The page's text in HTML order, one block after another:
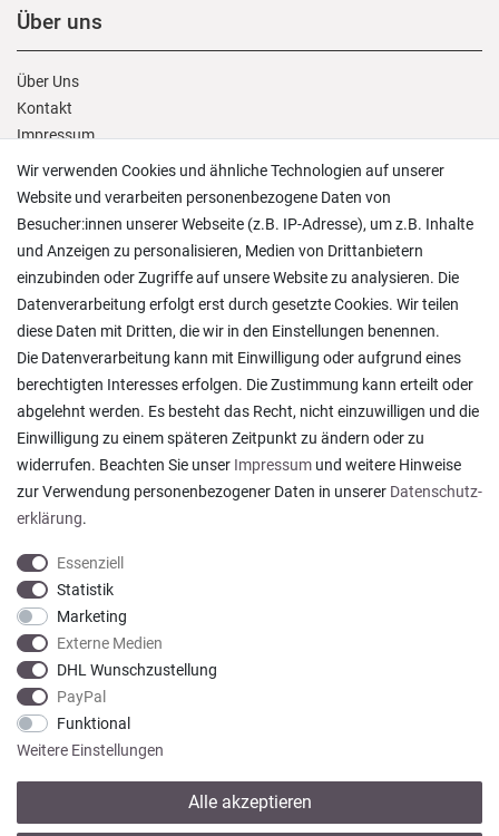
Über uns
Über Uns
Kontakt
Impressum
AGB
Daten­schutz­erklärung
Kunden Service
Anmelden/Registrieren
Wunschliste
Warenkorb/Kasse
Widerrufs­recht
Vertrag widerrufen
Informationen
Versand und Zahlung
Rücksendungen
Lieferung in die Schweiz
Pflegesymbole
Lagerverkauf
Ratgeber & News
Wir verwenden Cookies und ähnliche Technologien auf unserer
Website und verarbeiten personenbezogene Daten von
Besucher:innen unserer Webseite (z.B. IP-Adresse), um z.B. Inhalte
und Anzeigen zu personalisieren, Medien von Drittanbietern
einzubinden oder Zugriffe auf unsere Website zu analysieren. Die
Datenverarbeitung erfolgt erst durch gesetzte Cookies. Wir teilen
diese Daten mit Dritten, die wir in den Einstellungen benennen.
Die Datenverarbeitung kann mit Einwilligung oder aufgrund eines
berechtigten Interesses erfolgen. Die Zustimmung kann erteilt oder
abgelehnt werden. Es besteht das Recht, nicht einzuwilligen und die
Einwilligung zu einem späteren Zeitpunkt zu ändern oder zu
widerrufen. Beachten Sie unser Impressum und weitere Hinweise
zur Verwendung personenbezogener Daten in unserer Daten­schutz­
erklärung.
Essenziell
Statistik
Marketing
Externe Medien
DHL Wunschzustellung
PayPal
Funktional
Weitere Einstellungen
Alle akzeptieren